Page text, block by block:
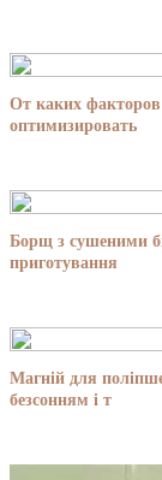
От каких факторов
оптимизировать
Борщ з сушеними
приготування
Магній для
безсонням і т